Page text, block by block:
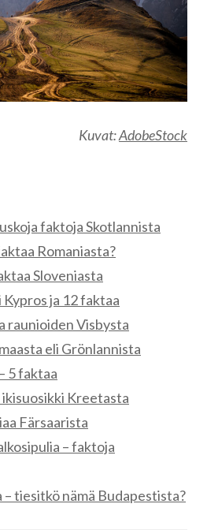
Kuvat:AdobeStock
faktoja Skotlannista
Romaniasta?
Sloveniasta
ja 12 faktaa
raunioiden Visbysta
eli Grönlannista
5 faktaa
ikisuosikki Kreetasta
Färsaarista
– faktoja
tiesitkö nämä Budapestista?